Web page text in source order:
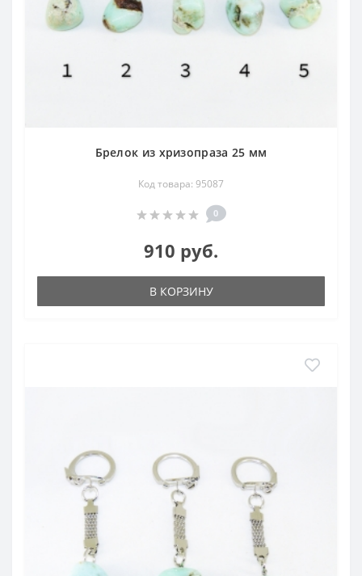
Брелок из хризопраза 25 мм
Код товара: 95087
0
910 руб.
В КОРЗИНУ